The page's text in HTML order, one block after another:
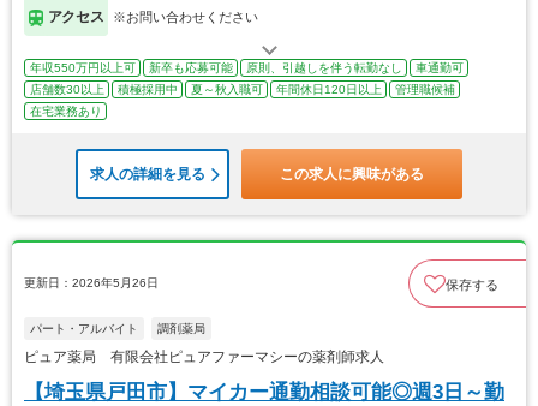
アクセス ※お問い合わせください
年収550万円以上可 新卒も応募可能 原則、引越しを伴う転勤なし
車通勤可
店舗数30以上
積極採用中 夏～秋入職可 年間休日120日以上
管理職候補
在宅業務あり
求人の詳細を見る この求人に興味がある
更新日：2026年5月26日 保存する
パート・アルバイト 調剤薬局
ピュア薬局 有限会社ピュアファーマシーの薬剤師求人
【埼玉県戸田市】マイカー通勤相談可能◎週3日～勤